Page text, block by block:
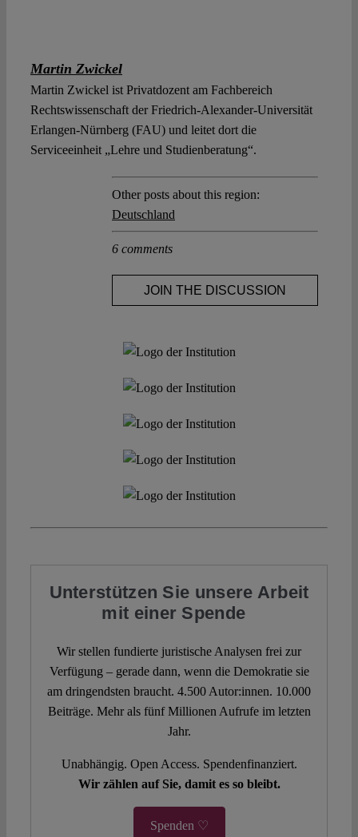
Martin Zwickel
Martin Zwickel ist Privatdozent am Fachbereich
Rechtswissenschaft der Friedrich-Alexander-Universität
Erlangen-Nürnberg (FAU) und leitet dort die
Serviceeinheit „Lehre und Studienberatung“.
Other posts about this region:
Deutschland
6 comments
JOIN THE DISCUSSION
Unterstützen Sie unsere Arbeit
mit einer Spende
Wir stellen fundierte juristische Analysen frei zur
Verfügung – gerade dann, wenn die Demokratie sie
am dringendsten braucht. 4.500 Autor:innen. 10.000
Beiträge. Mehr als fünf Millionen Aufrufe im letzten
Jahr.
Unabhängig. Open Access. Spendenfinanziert.
Wir zählen auf Sie, damit es so bleibt.
Spenden ♡